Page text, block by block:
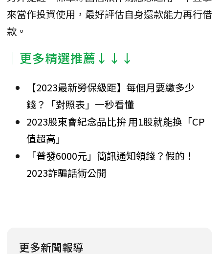
來當作投資使用，最好評估自身還款能力再行借
款。
│更多精選推薦↓↓↓
【2023最新勞保級距】每個月要繳多少
錢？「對照表」一秒看懂
2023股東會紀念品比拚 用1股就能換「CP
值超高」
「普發6000元」簡訊通知領錢？假的！
2023詐騙話術公開
更多新聞報導